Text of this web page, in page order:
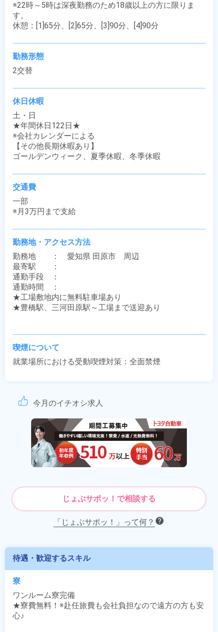
※22時～5時は深夜勤務のため18歳以上の方に限りま
す。
休憩：[1]65分、[2]65分、[3]90分、[4]90分
勤務形態
2交替
休日休暇
土・日
★年間休日122日★
※会社カレンダーによる
【その他長期休暇あり】
ゴールデンウィーク、夏季休暇、冬季休暇
交通費
一部
※月3万円まで支給
勤務地・アクセス方法
勤務地　　：　愛知県 田原市　周辺
最寄駅　　：
通勤手段　：
通勤時間　：
★工場敷地内に無料駐車場あり
★豊橋駅、三河田原駅～工場まで送迎あり
喫煙について
就業場所における受動喫煙対策：全面禁煙
今月のイチオシ求人
じょぶサポッ！で相談する
「じょぶサポッ！」って何？
待遇・歓迎するスキル
寮
ワンルーム寮完備
★寮費無料！※赴任旅費も会社負担なので遠方の方も安
心♪